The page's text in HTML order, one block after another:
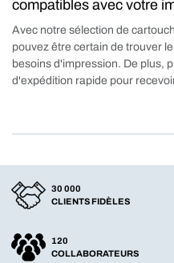
compatibles avec votre
Avec notre sélection de
pouvez être certain de trouver
besoins d'impression. De plus,
d'expédition rapide pour
30 000
CLIENTS FIDÈLES
120
COLLABORATEURS